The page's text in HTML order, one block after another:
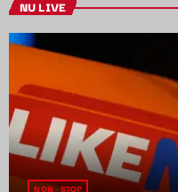
NU LIVE
NON - STOP